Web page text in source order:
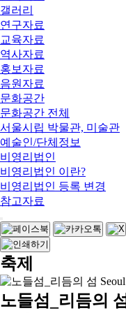
갤러리
연구자료
교육자료
역사자료
홍보자료
음원자료
문화공간
문화공간 전체
서울시립 박물관, 미술관
예술인/단체정보
비영리법인
비영리법인 이란?
비영리법인 등록 변경
참고자료
축제
노들섬_리듬의